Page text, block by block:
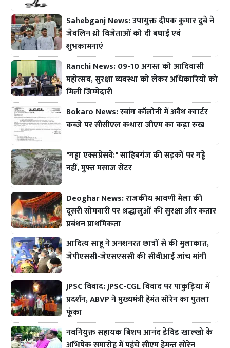
Sahebganj News: उपायुक्त दीपक कुमार दुबे ने
जेवलिन थ्रो विजेताओं को दी बधाई एवं
शुभकामनाएं
Ranchi News: 09-10 अगस्त को आदिवासी
महोत्सव, सुरक्षा व्यवस्था को लेकर अधिकारियों को
मिली जिम्मेदारी
Bokaro News: स्वांग कॉलोनी में अवैध क्वार्टर
कब्जे पर सीसीएल कथारा जीएम का कड़ा रुख
"गड्ढा एक्सप्रेसवे:" साहिबगंज की सड़कों पर गड्ढे
नहीं, मुफ्त मसाज सेंटर
Deoghar News: राजकीय श्रावणी मेला की
दूसरी सोमवारी पर श्रद्धालुओं की सुरक्षा और कतार
प्रबंधन प्राथमिकता
आदित्य साहू ने अनशनरत छात्रों से की मुलाकात,
जेपीएससी-जेएसएससी की सीबीआई जांच मांगी
JPSC विवाद: JPSC-CGL विवाद पर पाकुड़िया में
प्रदर्शन, ABVP ने मुख्यमंत्री हेमंत सोरेन का पुतला
फूंका
नवनियुक्त सहायक बिशप आनंद डेविड खाल्खो के
अभिषेक समारोह में पहुंचे सीएम हेमन्त सोरेन